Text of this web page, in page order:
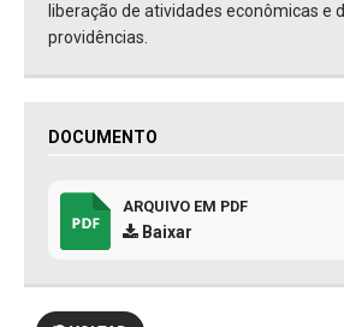
liberação de atividades econômicas e
providências.
DOCUMENTO
ARQUIVO EM PDF
Baixar